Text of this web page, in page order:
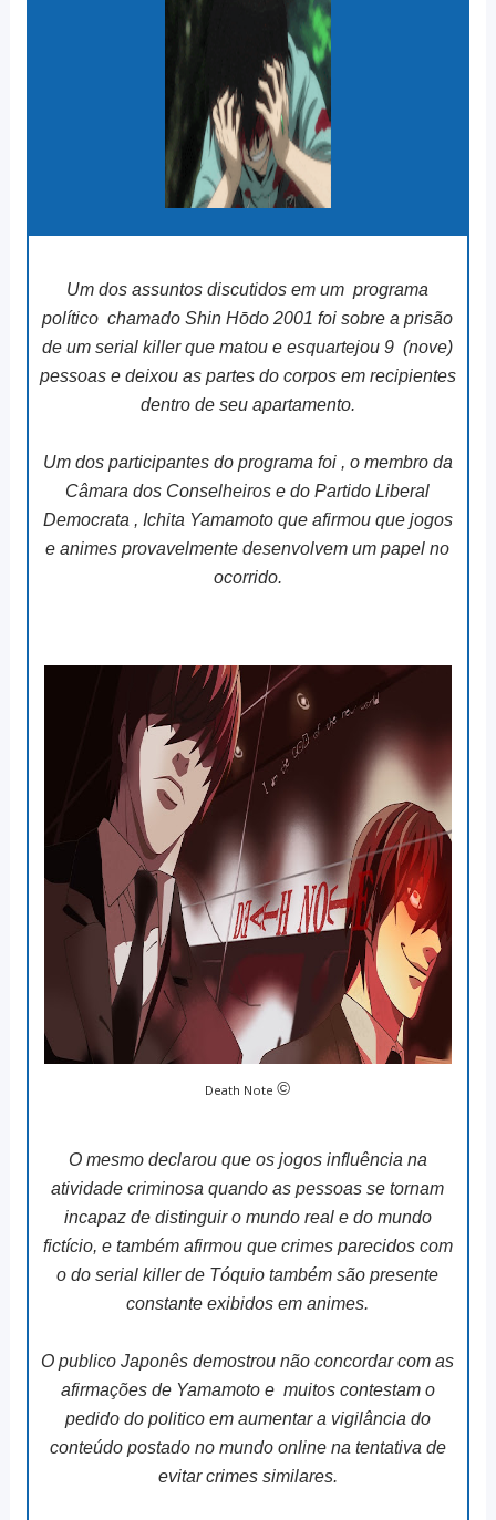
Um dos assuntos discutidos em um programa
político chamado Shin Hōdo 2001 foi sobre a prisão
de um serial killer que matou e esquartejou 9 (nove)
pessoas e deixou as partes do corpos em recipientes
dentro de seu apartamento.
Um dos participantes do programa foi , o membro da
Câmara dos Conselheiros e do Partido Liberal
Democrata , Ichita Yamamoto que afirmou que jogos
e animes provavelmente desenvolvem um papel no
ocorrido.
Death Note©
O mesmo declarou que os jogos influência na
atividade criminosa quando as pessoas se tornam
incapaz de distinguir o mundo real e do mundo
fictício, e também afirmou que crimes parecidos com
o do serial killer de Tóquio também são presente
constante exibidos em animes.
O publico Japonês demostrou não concordar com as
afirmações de Yamamoto e muitos contestam o
pedido do politico em aumentar a vigilância do
conteúdo postado no mundo online na tentativa de
evitar crimes similares.